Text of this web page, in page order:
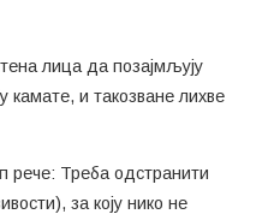
лица да позајмљују
камате, и такозване лихве
рече: Треба одстранити
за коју нико не